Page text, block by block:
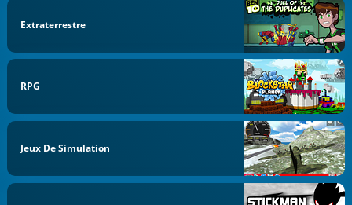
Extraterrestre
RPG
Jeux De Simulation